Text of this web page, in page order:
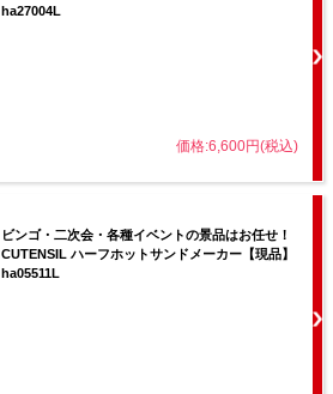
ha27004L
価格:6,600円(税込)
ビンゴ・二次会・各種イベントの景品はお任せ！
CUTENSIL ハーフホットサンドメーカー【現品】
ha05511L